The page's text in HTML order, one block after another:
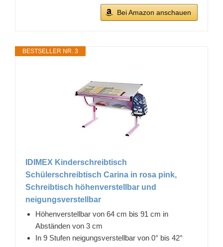
Bei Amazon anschauen
BESTSELLER NR. 3
IDIMEX Kinderschreibtisch
Schülerschreibtisch Carina in rosa pink,
Schreibtisch höhenverstellbar und
neigungsverstellbar
Höhenverstellbar von 64 cm bis 91 cm in
Abständen von 3 cm
In 9 Stufen neigungsverstellbar von 0° bis 42°